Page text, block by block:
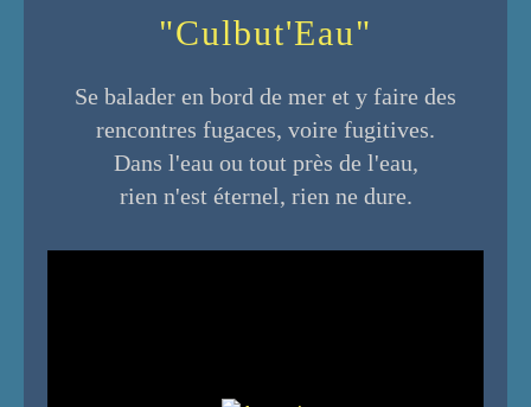
"Culbut'Eau"
Se balader en bord de mer et y faire des
rencontres fugaces, voire fugitives.
Dans l'eau ou tout près de l'eau,
rien n'est éternel, rien ne dure.